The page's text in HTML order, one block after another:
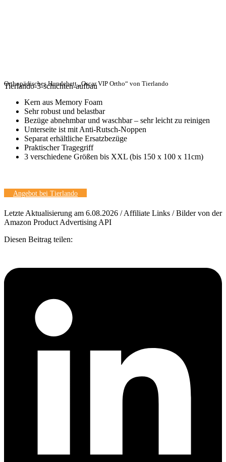
Tierlando-3-schichten-aufbau
Orthopädisches Hundebett „Oscar VIP Ortho“ von Tierlando
Kern aus Memory Foam
Sehr robust und belastbar
Bezüge abnehmbar und waschbar – sehr leicht zu reinigen
Unterseite ist mit Anti-Rutsch-Noppen
Separat erhältliche Ersatzbezüge
Praktischer Tragegriff
3 verschiedene Größen bis XXL (bis 150 x 100 x 11cm)
Angebot bei Tierlando
Letzte Aktualisierung am 6.08.2026 / Affiliate Links / Bilder von der
Amazon Product Advertising API
Diesen Beitrag teilen: